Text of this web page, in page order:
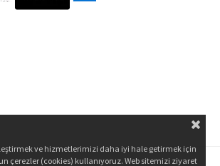
ve hizmetlerimizi daha iyi hale getirmek için
çerezler (cookies) kullanıyoruz. Web sitemizi ziyaret